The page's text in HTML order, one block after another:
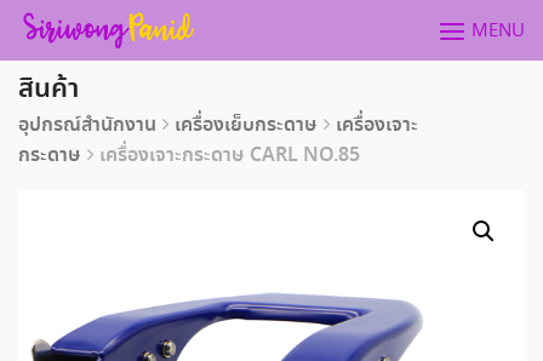
Skip
content
MENU
สินค้า
อุปกรณ์สำนักงาน เครื่องเย็บกระดาษ
เครื่องเจาะ
กระดาษ
เครื่องเจาะกระดาษ CARL NO.85